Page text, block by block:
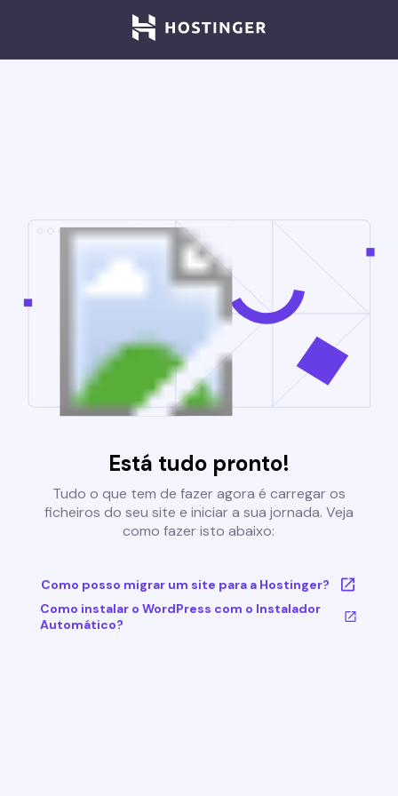
Está tudo pronto!
Tudo o que tem de fazer agora é carregar os
ficheiros do seu site e iniciar a sua jornada. Veja
como fazer isto abaixo:
Como posso migrar um site para a Hostinger?
Como instalar o WordPress com o Instalador
Automático?